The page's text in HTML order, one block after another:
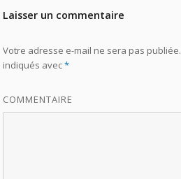
Laisser un commentaire
Votre adresse e-mail ne sera pas publiée.
indiqués avec*
COMMENTAIRE